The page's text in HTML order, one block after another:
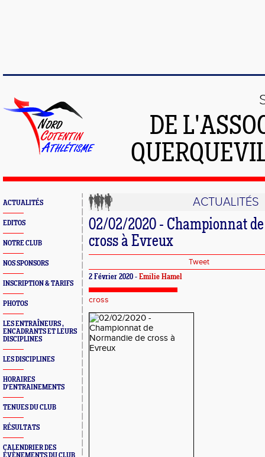
DE
ACTUALITÉS
EDITOS
NOTRE CLUB
NOS SPONSORS
INSCRIPTION & TARIFS
PHOTOS
LES ENTRAÎNEURS ,
ENCADRANTS ET LEURS
DISCIPLINES
LES DISCIPLINES
HORAIRES
D'ENTRAINEMENTS
TENUES DU CLUB
RÉSULTATS
CALENDRIER DES
ACTUALITÉS
02/02/2020 - Championnat
cross à Evreux
Tweet
2 Février 2020 - Emilie Hamel
cross